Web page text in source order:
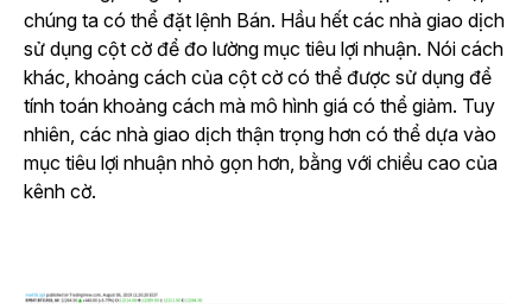
chúng ta có thể đặt lệnh Bán. Hầu hết các nhà giao dịch
sử dụng cột cờ để đo lường mục tiêu lợi nhuận. Nói cách
khác, khoảng cách của cột cờ có thể được sử dụng để
tính toán khoảng cách mà mô hình giá có thể giảm. Tuy
nhiên, các nhà giao dịch thận trọng hơn có thể dựa vào
mục tiêu lợi nhuận nhỏ gọn hơn, bằng với chiều cao của
kênh cờ.